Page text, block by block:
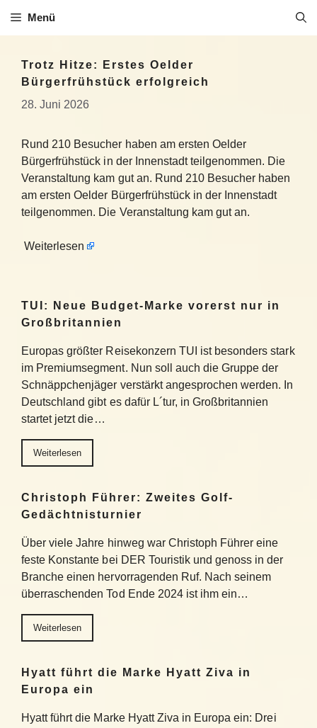
Inhalt
Menü
Trotz Hitze: Erstes Oelder
Bürgerfrühstück erfolgreich
28. Juni 2026
Rund 210 Besucher haben am ersten Oelder
Bürgerfrühstück in der Innenstadt teilgenommen. Die
Veranstaltung kam gut an. Rund 210 Besucher haben
am ersten Oelder Bürgerfrühstück in der Innenstadt
teilgenommen. Die Veranstaltung kam gut an.
Weiterlesen
TUI: Neue Budget-Marke vorerst nur in
Großbritannien
Europas größter Reisekonzern TUI ist besonders stark
im Premiumsegment. Nun soll auch die Gruppe der
Schnäppchenjäger verstärkt angesprochen werden. In
Deutschland gibt es dafür L´tur, in Großbritannien
startet jetzt die…
Weiterlesen
Christoph Führer: Zweites Golf-
Gedächtnisturnier
Über viele Jahre hinweg war Christoph Führer eine
feste Konstante bei DER Touristik und genoss in der
Branche einen hervorragenden Ruf. Nach seinem
überraschenden Tod Ende 2024 ist ihm ein…
Weiterlesen
Hyatt führt die Marke Hyatt Ziva in
Europa ein
Hyatt führt die Marke Hyatt Ziva in Europa ein: Drei